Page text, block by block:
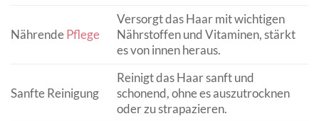
NährendePflege
Versorgt das Haar mit wichtigen
Nährstoffen und Vitaminen, stärkt
es von innen heraus.
Sanfte Reinigung
Reinigt das Haar sanft und
schonend, ohne es auszutrocknen
oder zu strapazieren.